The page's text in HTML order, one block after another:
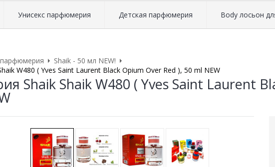
Унисекс парфюмерия Детская парфюмерия Body лосьон
Shaik - 50 мл NEW!
W480 ( Yves Saint Laurent Black Opium Over Red ), 50 ml NEW
Shaik Shaik W480 ( Yves Saint Laurent